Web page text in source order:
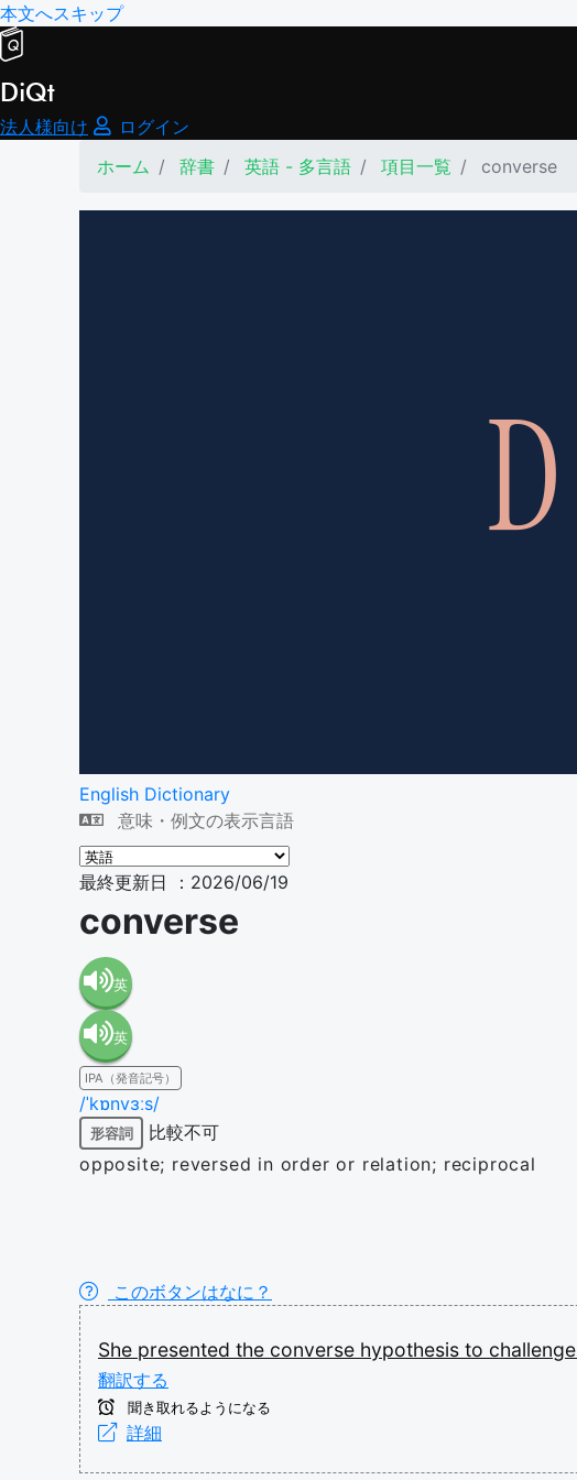
本文へスキップ
DiQt
法人様向け
ログイン
ホーム
辞書 英語 - 多言語 項目一覧 converse
English Dictionary
意味・例文の表示言語
最終更新日 ：2026/06/19
converse
英
語（米
国）
(en-US)
英
語（イ
ギリ
IPA（発音記号）
/ˈkɒnvɜːs/
形容詞
比較不可
opposite; reversed in order or relation; reciprocal
このボタンはなに？
She presented the converse hypothesis to challenge
翻訳する
聞き取れるようになる
詳細